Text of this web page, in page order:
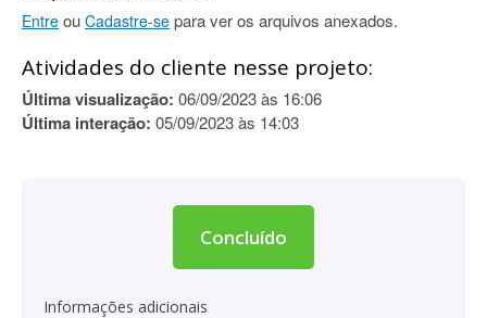
Entre ou Cadastre-se para ver os arquivos anexados.
Atividades do cliente nesse projeto:
Última visualização: 06/09/2023 às 16:06
Última interação: 05/09/2023 às 14:03
Concluído
Informações adicionais